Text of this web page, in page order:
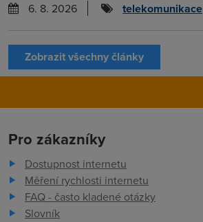
6. 8. 2026
telekomunikace
Zobrazit všechny články
Pro zákazníky
Dostupnost internetu
Měření rychlosti internetu
FAQ - často kladené otázky
Slovník